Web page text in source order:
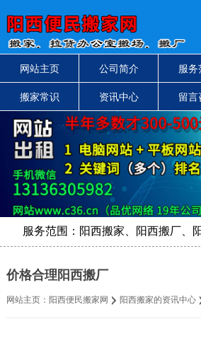
网站主页 公司简介 服务
搬家常识 资讯中心 留言
服务范围：阳西搬家、阳西搬厂、
价格合理阳西搬厂
网站主页： 阳西便民搬家网 阳西搬家的资讯中心